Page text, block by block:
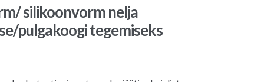
silikoonvorm nelja
pulgakoogi tegemiseks